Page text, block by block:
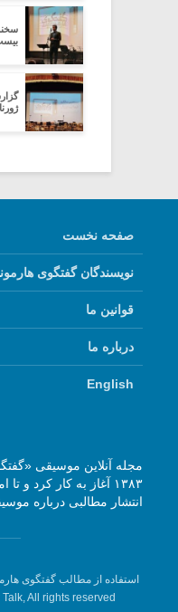
صفحه نخست
نویسندگان گفتگوی
قوانین ما
درباره ما
English
۱۳۸۳ آغاز به کار کرد
انتشار مطالبی درباره
استفاده از مطالب گفتگوی
All rights reserved.